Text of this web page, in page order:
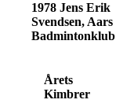
1978 Jens Erik
Svendsen, Aars
Badmintonklub
Årets
Kimbrer